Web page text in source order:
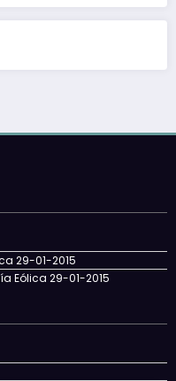
29-01-2015
Eólica 29-01-2015